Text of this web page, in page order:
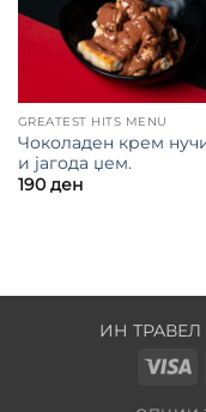
GREATEST HITS MENU
Чоколаден крем
и јагода џем.
190 ден
ИН ТРАВЕЛ